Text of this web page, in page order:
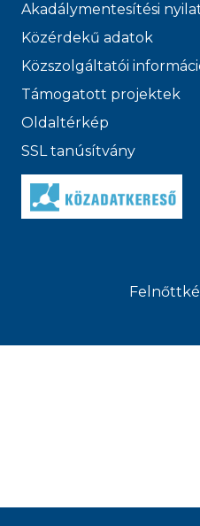
Akadálymentesítési
Közérdekű adatok
Közszolgáltatói
Támogatott projektek
Oldaltérkép
SSL tanúsítvány